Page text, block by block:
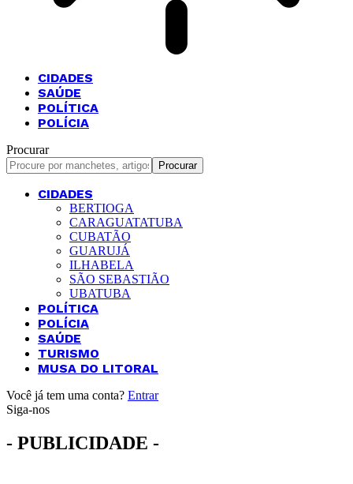
CIDADES
SAÚDE
POLÍTICA
POLÍCIA
Procurar
CIDADES
BERTIOGA
CARAGUATATUBA
CUBATÃO
GUARUJÁ
ILHABELA
SÃO SEBASTIÃO
UBATUBA
POLÍTICA
POLÍCIA
SAÚDE
TURISMO
MUSA DO LITORAL
Você já tem uma conta? Entrar
Siga-nos
- PUBLICIDADE -